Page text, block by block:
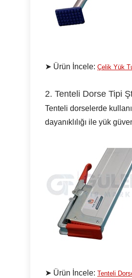
➤ Ürün İncele: Çelik Yük
2. Tenteli Dorse Tipi
Tenteli dorselerde
dayanıklılığı ile yük
➤ Ürün İncele: Tenteli